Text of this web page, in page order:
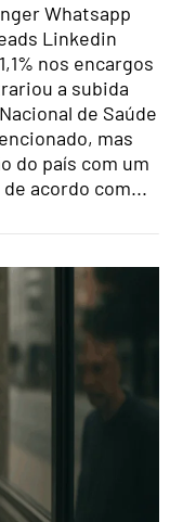
Whatsapp
Linkedin
nos encargos
a subida
de Saúde
mas
do país com um
acordo com...